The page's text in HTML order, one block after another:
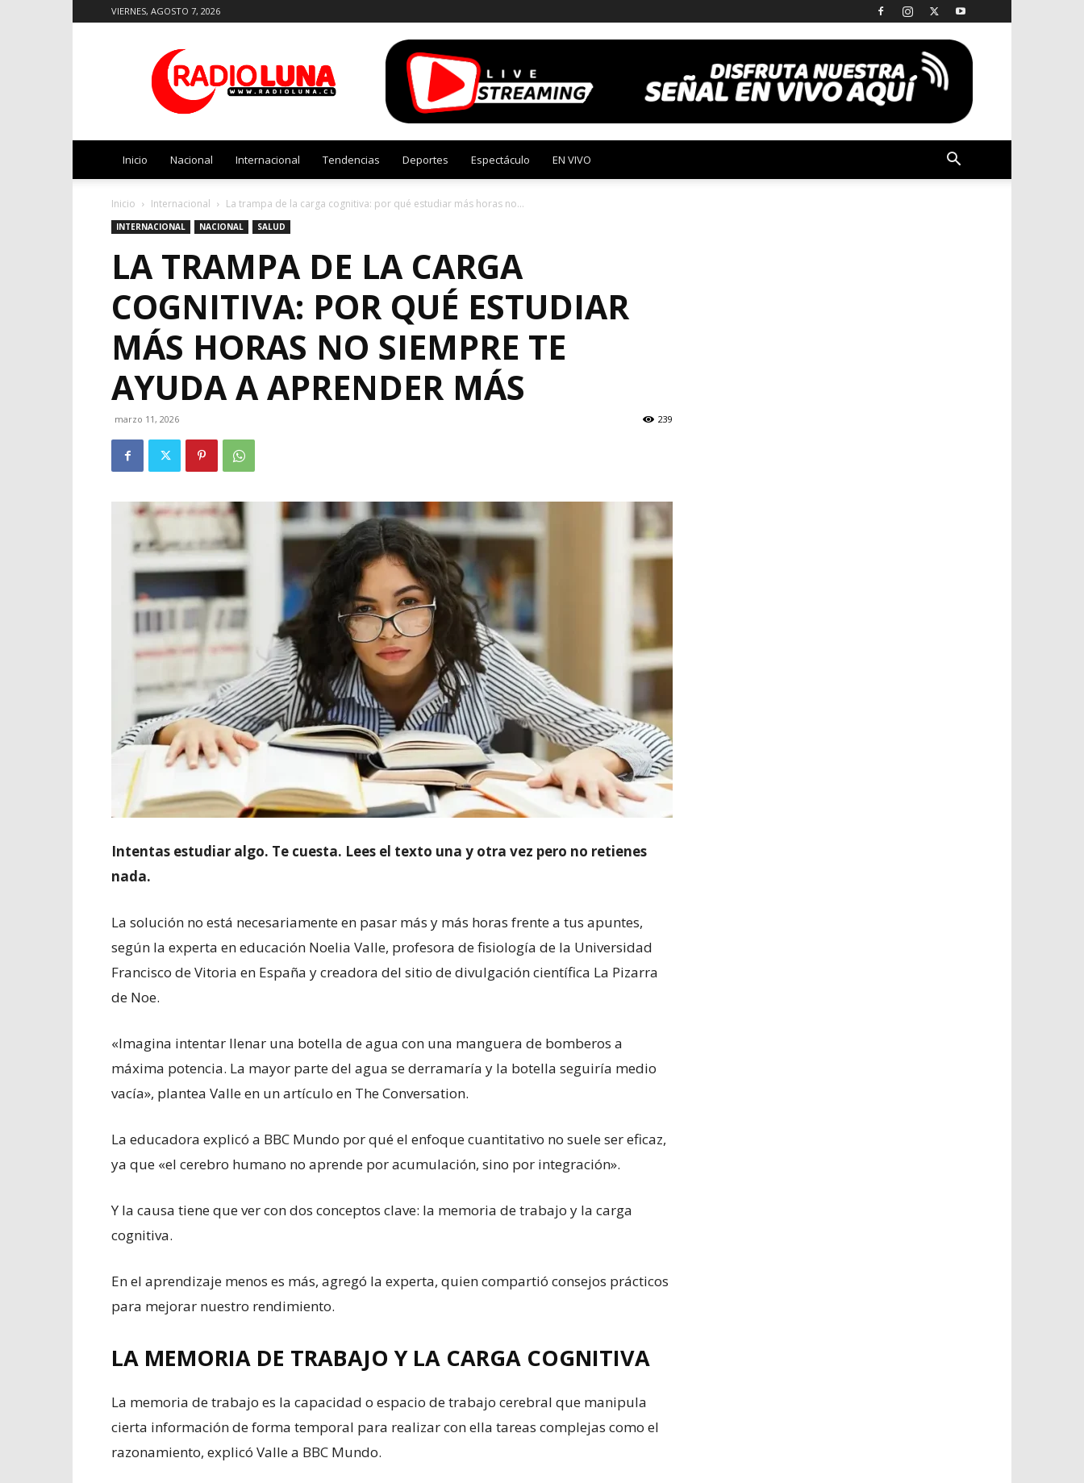
VIERNES, AGOSTO 7, 2026
Luna
Inicio Nacional Internacional Tendencias Deportes Espectáculo EN VIVO
Inicio Internacional La trampa de la carga cognitiva: por qué estudiar más horas no...
INTERNACIONAL NACIONAL SALUD
LA TRAMPA DE LA CARGA
COGNITIVA: POR QUÉ ESTUDIAR
MÁS HORAS NO SIEMPRE TE
AYUDA A APRENDER MÁS
marzo 11, 2026 239
Intentas estudiar algo. Te cuesta. Lees el texto una y otra vez pero no retienes
nada.
La solución no está necesariamente en pasar más y más horas frente a tus apuntes,
según la experta en educación Noelia Valle, profesora de fisiología de la Universidad
Francisco de Vitoria en España y creadora del sitio de divulgación científica La Pizarra
de Noe.
«Imagina intentar llenar una botella de agua con una manguera de bomberos a
máxima potencia. La mayor parte del agua se derramaría y la botella seguiría medio
vacía», plantea Valle en un artículo en The Conversation.
La educadora explicó a BBC Mundo por qué el enfoque cuantitativo no suele ser eficaz,
ya que «el cerebro humano no aprende por acumulación, sino por integración».
Y la causa tiene que ver con dos conceptos clave: la memoria de trabajo y la carga
cognitiva.
En el aprendizaje menos es más, agregó la experta, quien compartió consejos prácticos
para mejorar nuestro rendimiento.
LA MEMORIA DE TRABAJO Y LA CARGA COGNITIVA
La memoria de trabajo es la capacidad o espacio de trabajo cerebral que manipula
cierta información de forma temporal para realizar con ella tareas complejas como el
razonamiento, explicó Valle a BBC Mundo.